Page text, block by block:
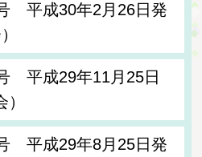
平成30年2月26日発
平成29年11月25日
平成29年8月25日発